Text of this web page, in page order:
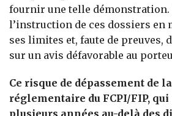
fournir une telle démonstration.
l’instruction de ces dossiers en
ses limites et, faute de preuves,
sur un avis défavorable au
Ce risque de dépassement de
réglementaire du FCPI/FIP, qui
plusieurs années au-delà des